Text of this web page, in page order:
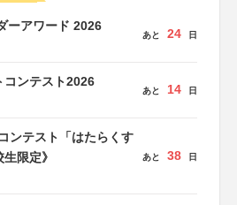
ーアワード 2026
あと 24 日
コンテスト2026
あと 14 日
ンテスト「はたらくす
限定》
あと 38 日